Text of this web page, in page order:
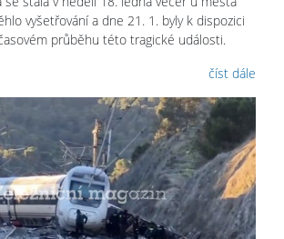
vyšetřování a dne 21. 1. byly k dispozici
průběhu této tragické události.
číst dále